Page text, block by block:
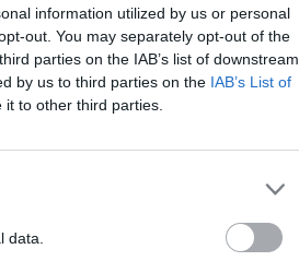
information utilized by us or personal
out. You may separately opt-out of the
parties on the IAB’s list of downstream
by us to third parties on the IAB’s List of
to other third parties.
data.